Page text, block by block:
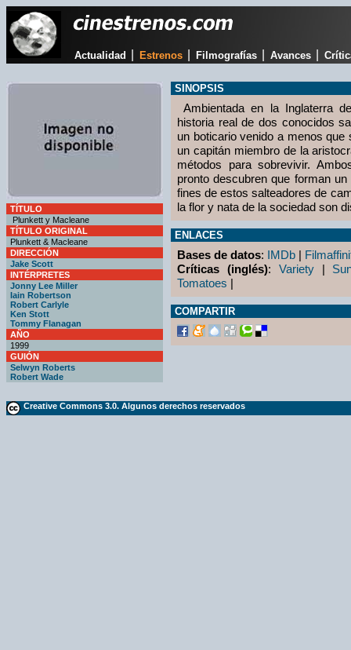
Actualidad Estrenos Filmografías Avances
TÍTULO
Plunkett y Macleane
TÍTULO ORIGINAL
Plunkett & Macleane
DIRECCIÓN
Jake Scott
INTÉRPRETES
Jonny Lee Miller
Iain Robertson
Robert Carlyle
Ken Stott
Tommy Flanagan
AÑO
1999
GUIÓN
Selwyn Roberts
Robert Wade
SINOPSIS
Ambientada en la Inglaterra
historia real de dos conocidos
un boticario venido a menos
un capitán miembro de la
métodos para sobrevivir.
pronto descubren que forman
fines de estos salteadores de
la flor y nata de la sociedad son
ENLACES
Bases de datos: IMDb |
Críticas (inglés): Variety|
Tomatoes |
COMPARTIR
Creative Commons 3.0. Algunos derechos reservados